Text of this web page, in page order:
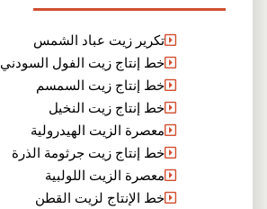
تكرير زيت عباد الشمس
خط إنتاج زيت الفول السودني
خط إنتاج زيت السمسم
خط إنتاج زيت النخيل
معصرة الزيت الهيدرولية
خط إنتاج زيت جرثومة الذرة
معصرة الزيت اللولبية
خط الإنتاج لزيت القطن